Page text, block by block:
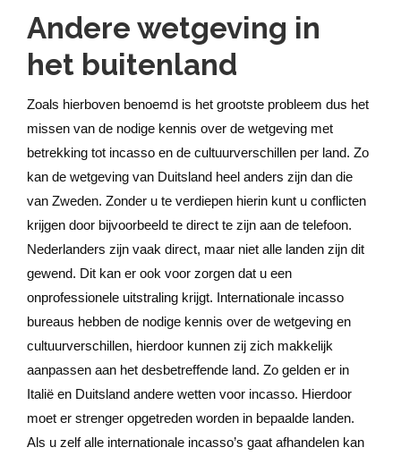
Andere wetgeving in
het buitenland
Zoals hierboven benoemd is het grootste probleem dus het
missen van de nodige kennis over de wetgeving met
betrekking tot incasso en de cultuurverschillen per land. Zo
kan de wetgeving van Duitsland heel anders zijn dan die
van Zweden. Zonder u te verdiepen hierin kunt u conflicten
krijgen door bijvoorbeeld te direct te zijn aan de telefoon.
Nederlanders zijn vaak direct, maar niet alle landen zijn dit
gewend. Dit kan er ook voor zorgen dat u een
onprofessionele uitstraling krijgt. Internationale incasso
bureaus hebben de nodige kennis over de wetgeving en
cultuurverschillen, hierdoor kunnen zij zich makkelijk
aanpassen aan het desbetreffende land. Zo gelden er in
Italië en Duitsland andere wetten voor incasso. Hierdoor
moet er strenger opgetreden worden in bepaalde landen.
Als u zelf alle internationale incasso’s gaat afhandelen kan